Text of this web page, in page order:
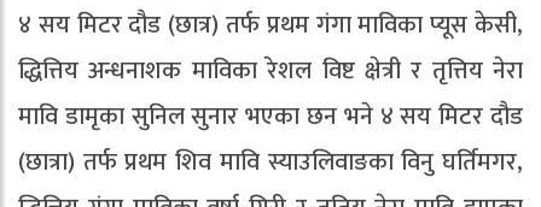
४ सय मिटर दौड (छात्र) तर्फ प्रथम गंगा माविका प्यूस केसी,
द्धित्तिय अन्धनाशक माविका रेशल विष्ट क्षेत्री र तृत्तिय नेरा
मावि डामृका सुनिल सुनार भएका छन भने ४ सय मिटर दौड
(छात्रा) तर्फ प्रथम शिव मावि स्याउलिवाङका विनु घर्तिमगर,